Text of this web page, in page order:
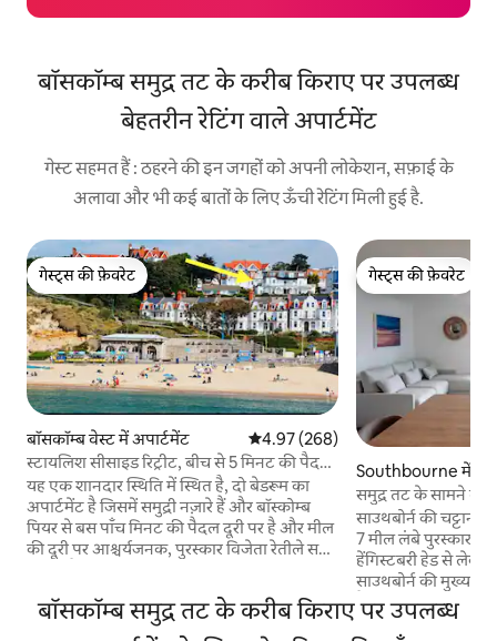
बॉसकॉम्ब समुद्र तट के करीब किराए पर उपलब्ध
बेहतरीन रेटिंग वाले अपार्टमेंट
गेस्ट सहमत हैं : ठहरने की इन जगहों को अपनी लोकेशन, सफ़ाई के
अलावा और भी कई बातों के लिए ऊँची रेटिंग मिली हुई है.
गेस्ट्स की फ़ेवरेट
गेस्ट्स की फ़ेवरेट
बॉसकॉम्ब वेस्ट में अपार्टमेंट औसत रेटिंग 5 में से 4.97, 268 समीक्षाएँ
4.97 (268)
स्टायलिश सीसाइड रिट्रीट, बीच से 5 मिनट की पैदल
दूरी पर।
यह एक शानदार स्थिति में स्थित है, दो बेडरूम का
अपार्टमेंट है जिसमें समुद्री नज़ारे हैं और बॉस्कोम्ब
पियर से बस पाँच मिनट की पैदल दूरी पर है और मील
की दूरी पर आश्चर्यजनक, पुरस्कार विजेता रेतीले समुद्र
जोड़ों, एक परिवार या दोस्तों के छोटे समूह के लिए
गेस्ट्स की फ़ेवरेट
गेस्ट्स की फ़ेवरेट
Southbourne में
समुद्र तट के सामने
कुत्तों के अनुकूल
साउथबोर्न की चट्टान
7 मील लंबे पुरस्कार
हेंगिस्टबरी हेड से लेकर
साउथबोर्न की मुख्य
कैफ़े, रेस्टोरेंट और पब
हैं। न्यू फ़ॉरेस्ट सिर्फ़ 15 मिनट की ड्राइव की दूरी पर है
बॉसकॉम्ब समुद्र तट के करीब किराए पर उपलब्ध